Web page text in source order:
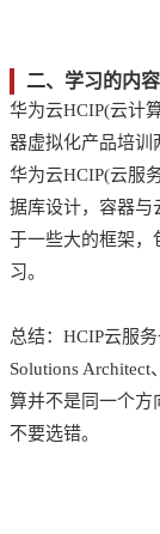
二、学习的内
华为云HCIP(云计
器虚拟化产品培训
华为云HCIP(云服
据库设计，容器与
于一些大的框架，
习。
总结：HCIP云服
Solutions Architect
算并不是同一个方
不要选错。